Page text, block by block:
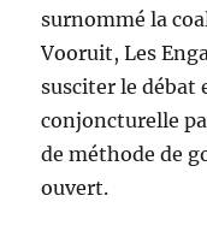
surnommé la
Vooruit, Les
susciter le débat
conjoncturelle
de méthode de
ouvert.